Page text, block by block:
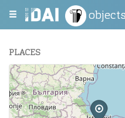
objects
PLACES
+
−